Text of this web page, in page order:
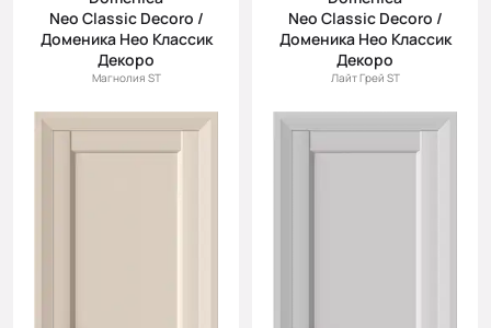
Neo Classic Decoro /
Доменика Нео Классик
Декоро
Магнолия ST
Neo Classic Decoro /
Доменика Нео Классик
Декоро
Лайт Грей ST